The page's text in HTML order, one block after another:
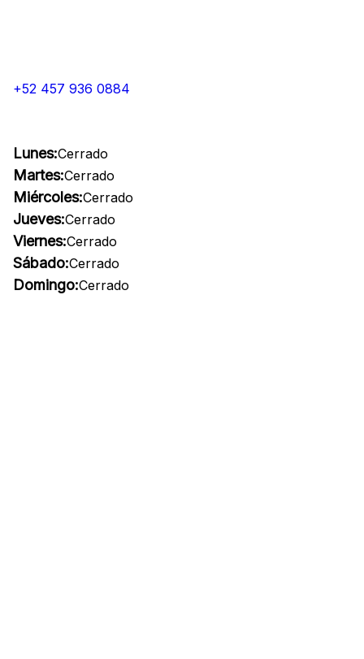
+52 457 936 0884
Lunes:Cerrado
Martes:Cerrado
Miércoles:Cerrado
Jueves:Cerrado
Viernes:Cerrado
Sábado:Cerrado
Domingo:Cerrado